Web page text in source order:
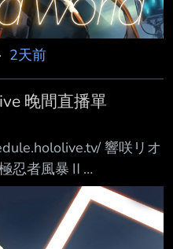
2天前
晚間直播單
響咲リオ
忍者風暴Ⅱ
watch?
羅薇薇 超級瑪利歐 耀
watch?